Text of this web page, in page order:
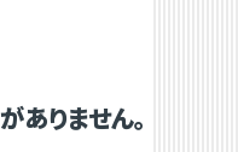
ありません。